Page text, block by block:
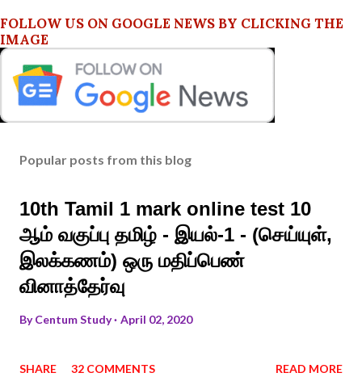
FOLLOW US ON GOOGLE NEWS BY CLICKING THE
IMAGE
Popular posts from this blog
10th Tamil 1 mark online test 10
ஆம் வகுப்பு தமிழ் - இயல்-1 - (செய்யுள்,
இலக்கணம்) ஒரு மதிப்பெண்
வினாத்தேர்வு
ByCentum Study April 02, 2020
SHARE 32 COMMENTS READ MORE